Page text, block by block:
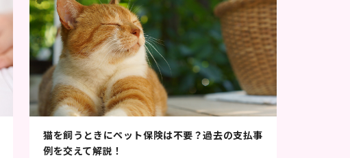
猫を飼うときにペット保険は不要？過去の支払事
例を交えて解説！